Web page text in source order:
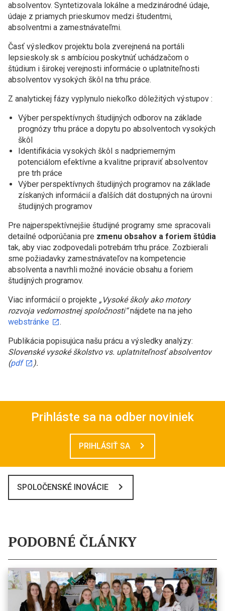
absolventov. Syntetizovala lokálne a medzinárodné údaje,
údaje z priamych prieskumov medzi študentmi,
absolventmi a zamestnávateľmi.
Časť výsledkov projektu bola zverejnená na portáli
lepsieskoly.sk s ambíciou poskytnúť uchádzačom o
štúdium i širokej verejnosti informácie o uplatniteľnosti
absolventov vysokých škôl na trhu práce.
Z analytickej fázy vyplynulo niekoľko dôležitých výstupov :
Výber perspektívnych študijných odborov na základe
prognózy trhu práce a dopytu po absolventoch vysokých
škôl
Identifikácia vysokých škôl s nadpriemerným
potenciálom efektívne a kvalitne pripraviť absolventov
pre trh práce
Výber perspektívnych študijných programov na základe
získaných informácií a ďalších dát dostupných na úrovni
študijných programov
Pre najperspektívnejšie študijné programy sme spracovali
detailné odporúčania pre zmenu obsahov a foriem štúdia
tak, aby viac zodpovedali potrebám trhu práce. Zozbierali
sme požiadavky zamestnávateľov na kompetencie
absolventa a navrhli možné inovácie obsahu a foriem
študijných programov.
Viac informácií o projekte „Vysoké školy ako motory
rozvoja vedomostnej spoločnosti“nájdete na na jeho
webstránke
.
Publikácia popisujúca našu prácu a výsledky analýzy:
Slovenské vysoké školstvo vs. uplatniteľnosť absolventov
(pdf ).
Prihláste sa na odber noviniek
PRIHLÁSIŤ SA
SPOLOČENSKÉ INOVÁCIE
PODOBNÉ ČLÁNKY